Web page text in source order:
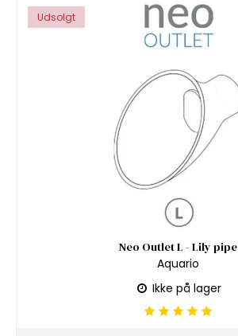
Udsolgt
Neo Outlet L - Lily pipe
Aquario
Ikke på lager